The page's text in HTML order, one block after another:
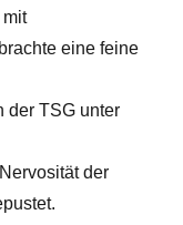
eine feine
der TSG unter
der